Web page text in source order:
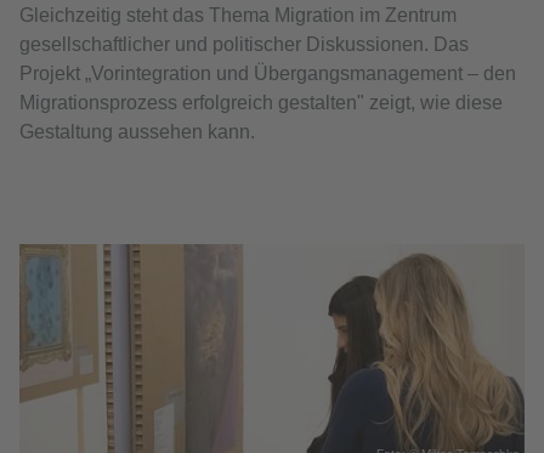
Gleichzeitig steht das Thema Migration im Zentrum
gesellschaftlicher und politischer Diskussionen. Das
Projekt „Vorintegration und Übergangsmanagement – den
Migrationsprozess erfolgreich gestalten" zeigt, wie diese
Gestaltung aussehen kann.